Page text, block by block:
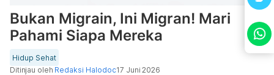
Bukan Migrain, Ini Migran! Mari
Pahami Siapa Mereka
Hidup Sehat
Ditinjau oleh Redaksi Halodoc17 Juni 2026